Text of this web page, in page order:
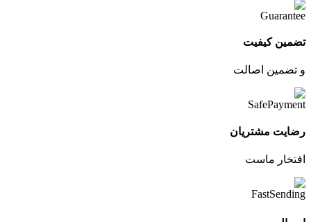
تضمین کیفیت
و تضمین اصالت
رضایت مشتریان
افتخار ماست